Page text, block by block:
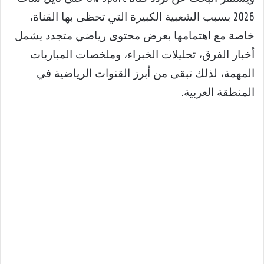
2026 بسبب الشعبية الكبيرة التي تحظى بها القناة،
خاصة مع اهتمامها بعرض محتوى رياضي متجدد يشمل
أخبار الفرق، تحليلات الخبراء، وملخصات المباريات
المهمة، لذلك تبقى من أبرز القنوات الرياضية في
المنطقة العربية.